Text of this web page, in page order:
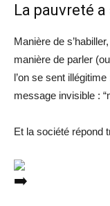
La pauvreté
Manière de
manière de parler
l’on se sent
message invisible :
Et la société répond